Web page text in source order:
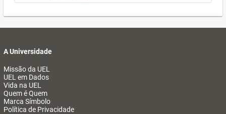
A Universidade
Missão da UEL
UEL em Dados
Vida na UEL
Quem é Quem
Marca Símbolo
Política de Privacidade